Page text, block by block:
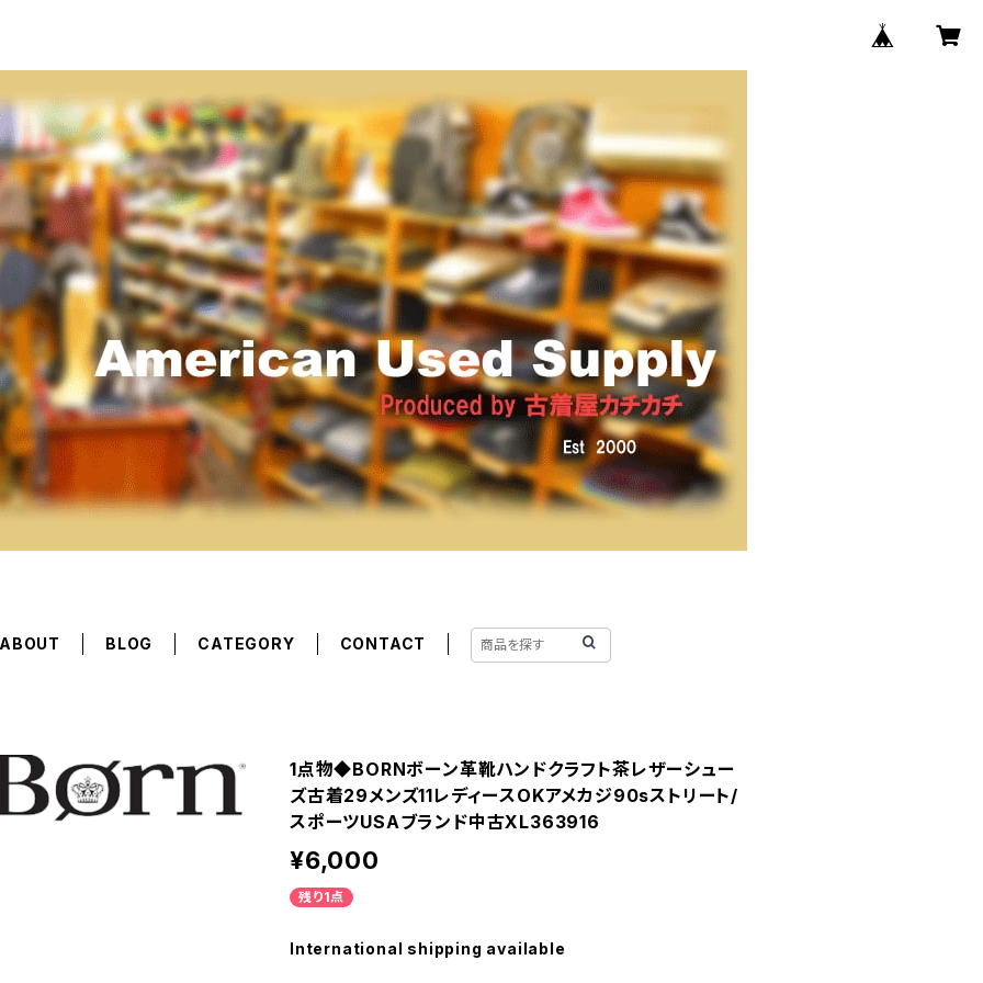
BLOG CATEGORY CONTACT
1点物◆BORNボーン革靴ハンドクラフト茶レザーシュー
ズ古着29メンズ11レディースOKアメカジ90sストリート/
スポーツUSAブランド中古XL363916
¥6,000
残り1点
International shipping available